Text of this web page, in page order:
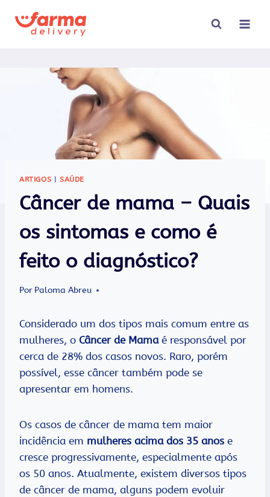
para
ARTIGOS SAÚDE
Câncer de mama – Quais
os sintomas e como é
feito o diagnóstico?
Por Paloma Abreu
Considerado um dos tipos mais comum entre as
mulheres, o Câncer de Mamaé responsável por
cerca de 28% dos casos novos. Raro, porém
possível, esse câncer também pode se
apresentar em homens.
Os casos de câncer de mama tem maior
incidência em mulheres acima dos 35 anos e
cresce progressivamente, especialmente após
os 50 anos. Atualmente, existem diversos tipos
de câncer de mama, alguns podem evoluir